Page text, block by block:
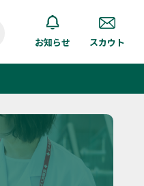
お知らせ スカウト